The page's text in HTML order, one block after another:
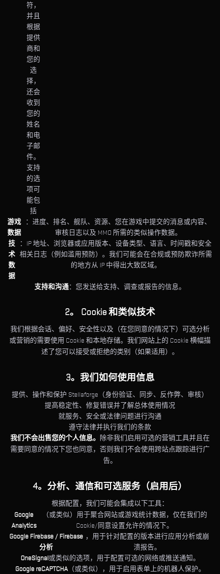
符，
并且
根据
提供
商和
您的
选
择，
还会
收到
您的
姓名
和电
子邮
件。
支持
的选
项可
能包
括
游戏
数据
：进度、排名、舰队、资源、您在游戏中提交的消息或内容、
审核日志以及 MMO 所需的类似操作数据。
技
术
数
据
：IP 地址、浏览器或应用版本、设备类型、语言、时间戳和安全
相关日志（例如滥用预防）。我们可能会在合规或预防欺诈所需
的地方从 IP 中得出大致区域。
支持和沟通：您发送给支持、调查或报告的信息。
2。 Cookie 和类似技术
我们根据会话、偏好、安全性以及（在您同意的情况下）可选分析
或营销的需要使用 Cookie 和本地存储。我们网站上的 Cookie 横幅描
述了您可以接受或拒绝的类别（如果适用）。
3。我们如何使用信息
提供、操作和保护 Stellaforge（身份验证、同步、反作弊、审核）
提高稳定性、修复错误并了解总体使用情况
就服务、安全或法律问题进行沟通
遵守法律并执行我们的条款
我们不会出售您的个人信息。 除非我们启用可选的营销工具并且在
需要同意的情况下您也同意，否则我们不会使用跨站点跟踪进行广
告。
4。分析、通信和可选服务（启用后）
根据配置，我们可能会集成以下工具：
Google
Analytics
（或类似）用于聚合网站或游戏统计数据，仅在我们的
Cookie/同意设置允许的情况下。
Google Firebase / Firebase
分析
，用于针对配置的版本进行应用分析或崩
溃报告。
OneSignal或类似的选项，用于配置可选的网络或推送通知。
Google reCAPTCHA（或类似），用于启用表单上的机器人保护。